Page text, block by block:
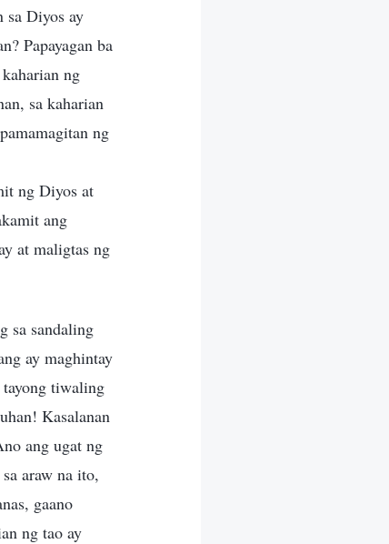
sa Diyos ay
Papayagan ba
ng
sa kaharian
ng
ng Diyos at
ang
at maligtas ng
sa sandaling
ay maghintay
tayong tiwaling
Kasalanan
ang ugat ng
araw na ito,
gaano
ng tao ay